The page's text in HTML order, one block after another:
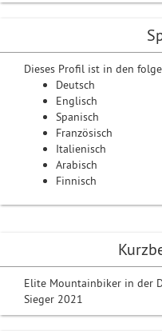
Elite Mountainbiker in der
Sieger 2021
Dieses Profil ist in den
Deutsch
Englisch
Spanisch
Französisch
Italienisch
Arabisch
Finnisch